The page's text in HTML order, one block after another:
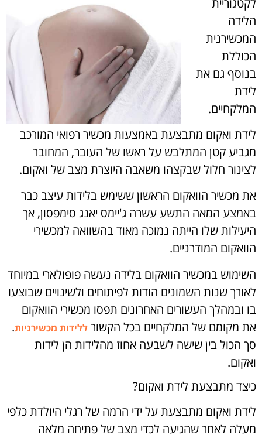
הלידה
המכשירנית
הכוללת
בנוסף גם את
לידת
המלקחיים.
לידת ואקום מתבצעת באמצעות מכשיר רפואי המורכב
מגביע קטן המתלבש על ראשו של העובר, המחובר
לצינור חלול שבקצהו משאבה היוצרת מצב של ואקום.
את מכשיר הוואקום הראשון ששימש בלידות עיצב כבר
באמצע המאה התשע עשרה ג'יימס יאנג סימפסון, אך
היעילות שלו הייתה נמוכה מאוד בהשוואה למכשירי
הוואקום המודרניים.
השימוש במכשיר הוואקום בלידה נעשה פופולארי במיוחד
לאורך שנות השמונים הודות לפיתוחים ולשינויים שבוצעו
בו ובמהלך העשורים האחרונים תפסו מכשירי הוואקום
את מקומם של המלקחיים בכל הקשור ללידות מכשירניות.
סך הכול בין שישה לשבעה אחוז מהלידות הן לידות
ואקום.
כיצד מתבצעת לידת ואקום?
לידת ואקום מתבצעת על ידי הרמה של רגלי היולדת כלפי
מעלה לאחר שהגיעה לכדי מצב של פתיחה מלאה